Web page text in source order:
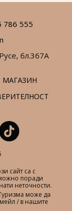
786 555
бл.367А
МАГАЗИН
сайт са с
поради
неточности.
може да
/ в нашите